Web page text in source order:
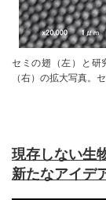
セミの翅（左）と研
（右）の拡大写真。
現存しない生
新たなアイデ